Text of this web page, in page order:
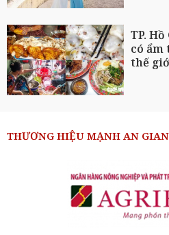
TP.
có ẩm
thế
THƯƠNG HIỆU MẠNH AN